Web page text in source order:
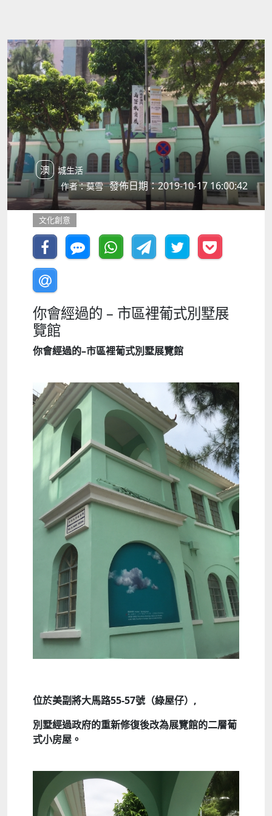
澳城生活
作者：莫雪 發佈日期：2019-10-17 16:00:42
文化創意
你會經過的 – 市區裡葡式別墅展
覽館
你會經過的–市區裡葡式別墅展覽館
位於美副將大馬路55-57號（綠屋仔）,
別墅經過政府的重新修復後改為展覽館的二層葡
式小房屋 。